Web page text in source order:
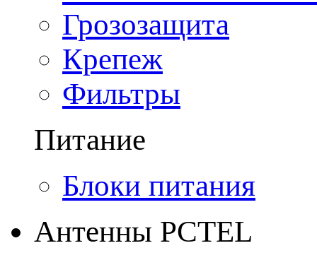
Грозозащита
Крепеж
Фильтры
Питание
Блоки питания
Антенны PCTEL